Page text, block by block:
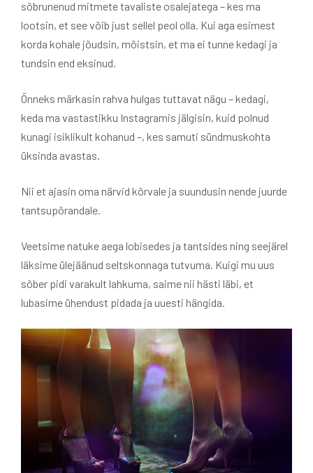
sõbrunenud mitmete tavaliste osalejatega – kes ma
lootsin, et see võib just sellel peol olla. Kui aga esimest
korda kohale jõudsin, mõistsin, et ma ei tunne kedagi ja
tundsin end eksinud.
Õnneks märkasin rahva hulgas tuttavat nägu – kedagi,
keda ma vastastikku Instagramis jälgisin, kuid polnud
kunagi isiklikult kohanud –, kes samuti sündmuskohta
üksinda avastas.
Nii et ajasin oma närvid kõrvale ja suundusin nende juurde
tantsupõrandale.
Veetsime natuke aega lobisedes ja tantsides ning seejärel
läksime ülejäänud seltskonnaga tutvuma. Kuigi mu uus
sõber pidi varakult lahkuma, saime nii hästi läbi, et
lubasime ühendust pidada ja uuesti hängida.